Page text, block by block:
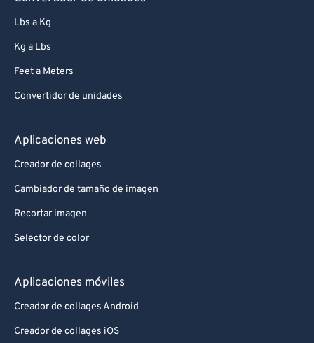
Lbs a Kg
Kg a Lbs
Feet a Meters
Convertidor de unidades
Aplicaciones web
Creador de collages
Cambiador de tamaño de imagen
Recortar imagen
Selector de color
Aplicaciones móviles
Creador de collages Android
Creador de collages iOS